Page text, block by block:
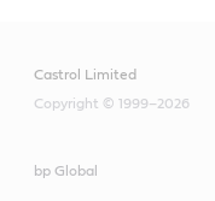
Castrol Limited
Copyright © 1999–2026
bp Global